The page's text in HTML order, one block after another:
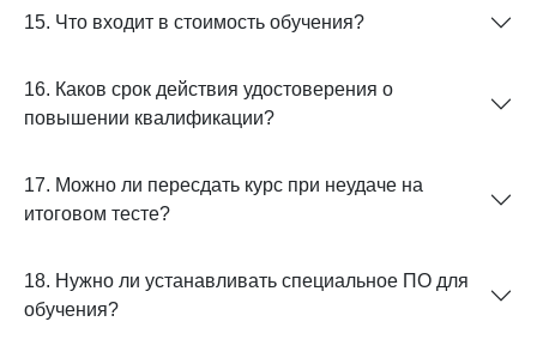
15. Что входит в стоимость обучения?
16. Каков срок действия удостоверения о
повышении квалификации?
17. Можно ли пересдать курс при неудаче на
итоговом тесте?
18. Нужно ли устанавливать специальное ПО для
обучения?